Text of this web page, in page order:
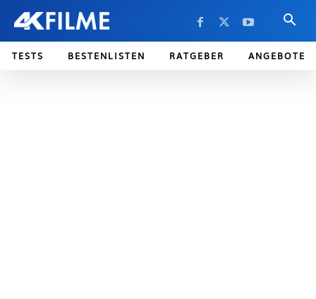
TESTS BESTENLISTEN RATGEBER ANGEBOTE